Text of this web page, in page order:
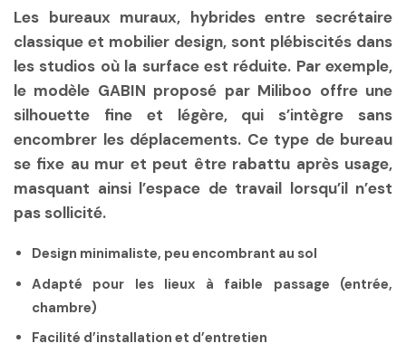
Les bureaux muraux, hybrides entre secrétaire
classique et mobilier design, sont plébiscités dans
les studios où la surface est réduite. Par exemple,
le modèle GABIN proposé par Miliboo offre une
silhouette fine et légère, qui s’intègre sans
encombrer les déplacements. Ce type de bureau
se fixe au mur et peut être rabattu après usage,
masquant ainsi l’espace de travail lorsqu’il n’est
pas sollicité.
Design minimaliste, peu encombrant au sol
Adapté pour les lieux à faible passage (entrée,
chambre)
Facilité d’installation et d’entretien